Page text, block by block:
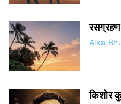
रसग्रहण
Alka
किशोर